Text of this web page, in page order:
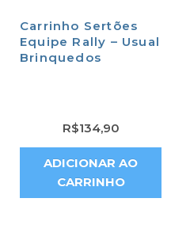
Carrinho Sertões
Equipe Rally – Usual
Brinquedos
R$134,90
ADICIONAR AO
CARRINHO